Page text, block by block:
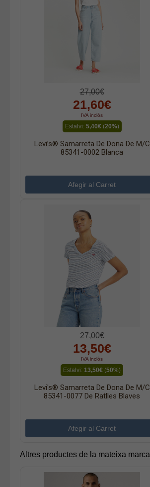
27,00€
21,60€
IVA inclòs
Estalvi: 5,40€(20%)
Levi’s® Samarreta De Dona De M/c
85341-0002 Blanca
27,00€
13,50€
IVA inclòs
Estalvi: 13,50€ (50%)
Levi's® Samarreta De Dona De M/c
85341-0077 De Ratlles Blaves
Altres productes de la mateixa marca